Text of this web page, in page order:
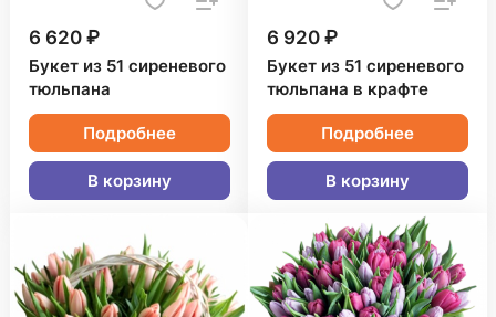
6 620 ₽
Букет из 51 сиреневого
тюльпана
Подробнее
В корзину
6 920 ₽
Букет из 51 сиреневого
тюльпана в крафте
Подробнее
В корзину